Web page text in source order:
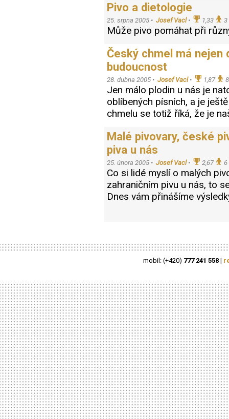
Pivo a dietologie
25. srpna 2005 • Josef Vacl• 1,33 3
Může pivo pomáhat při
Český chmel má nejen
budoucnost
28. dubna 2005 • Josef Vacl• 1,87 8
Jen málo plodin u nás je
oblíbených písních, a je
chmelu se totiž říká, že je
Malé pivovary, české
piva u nás
25. února 2005 • Josef Vacl• 2,67 6
Co si lidé myslí o malých
zahraničním pivu u nás, to
Dnes vám přinášíme
mobil: (+420) 777 241 558 |